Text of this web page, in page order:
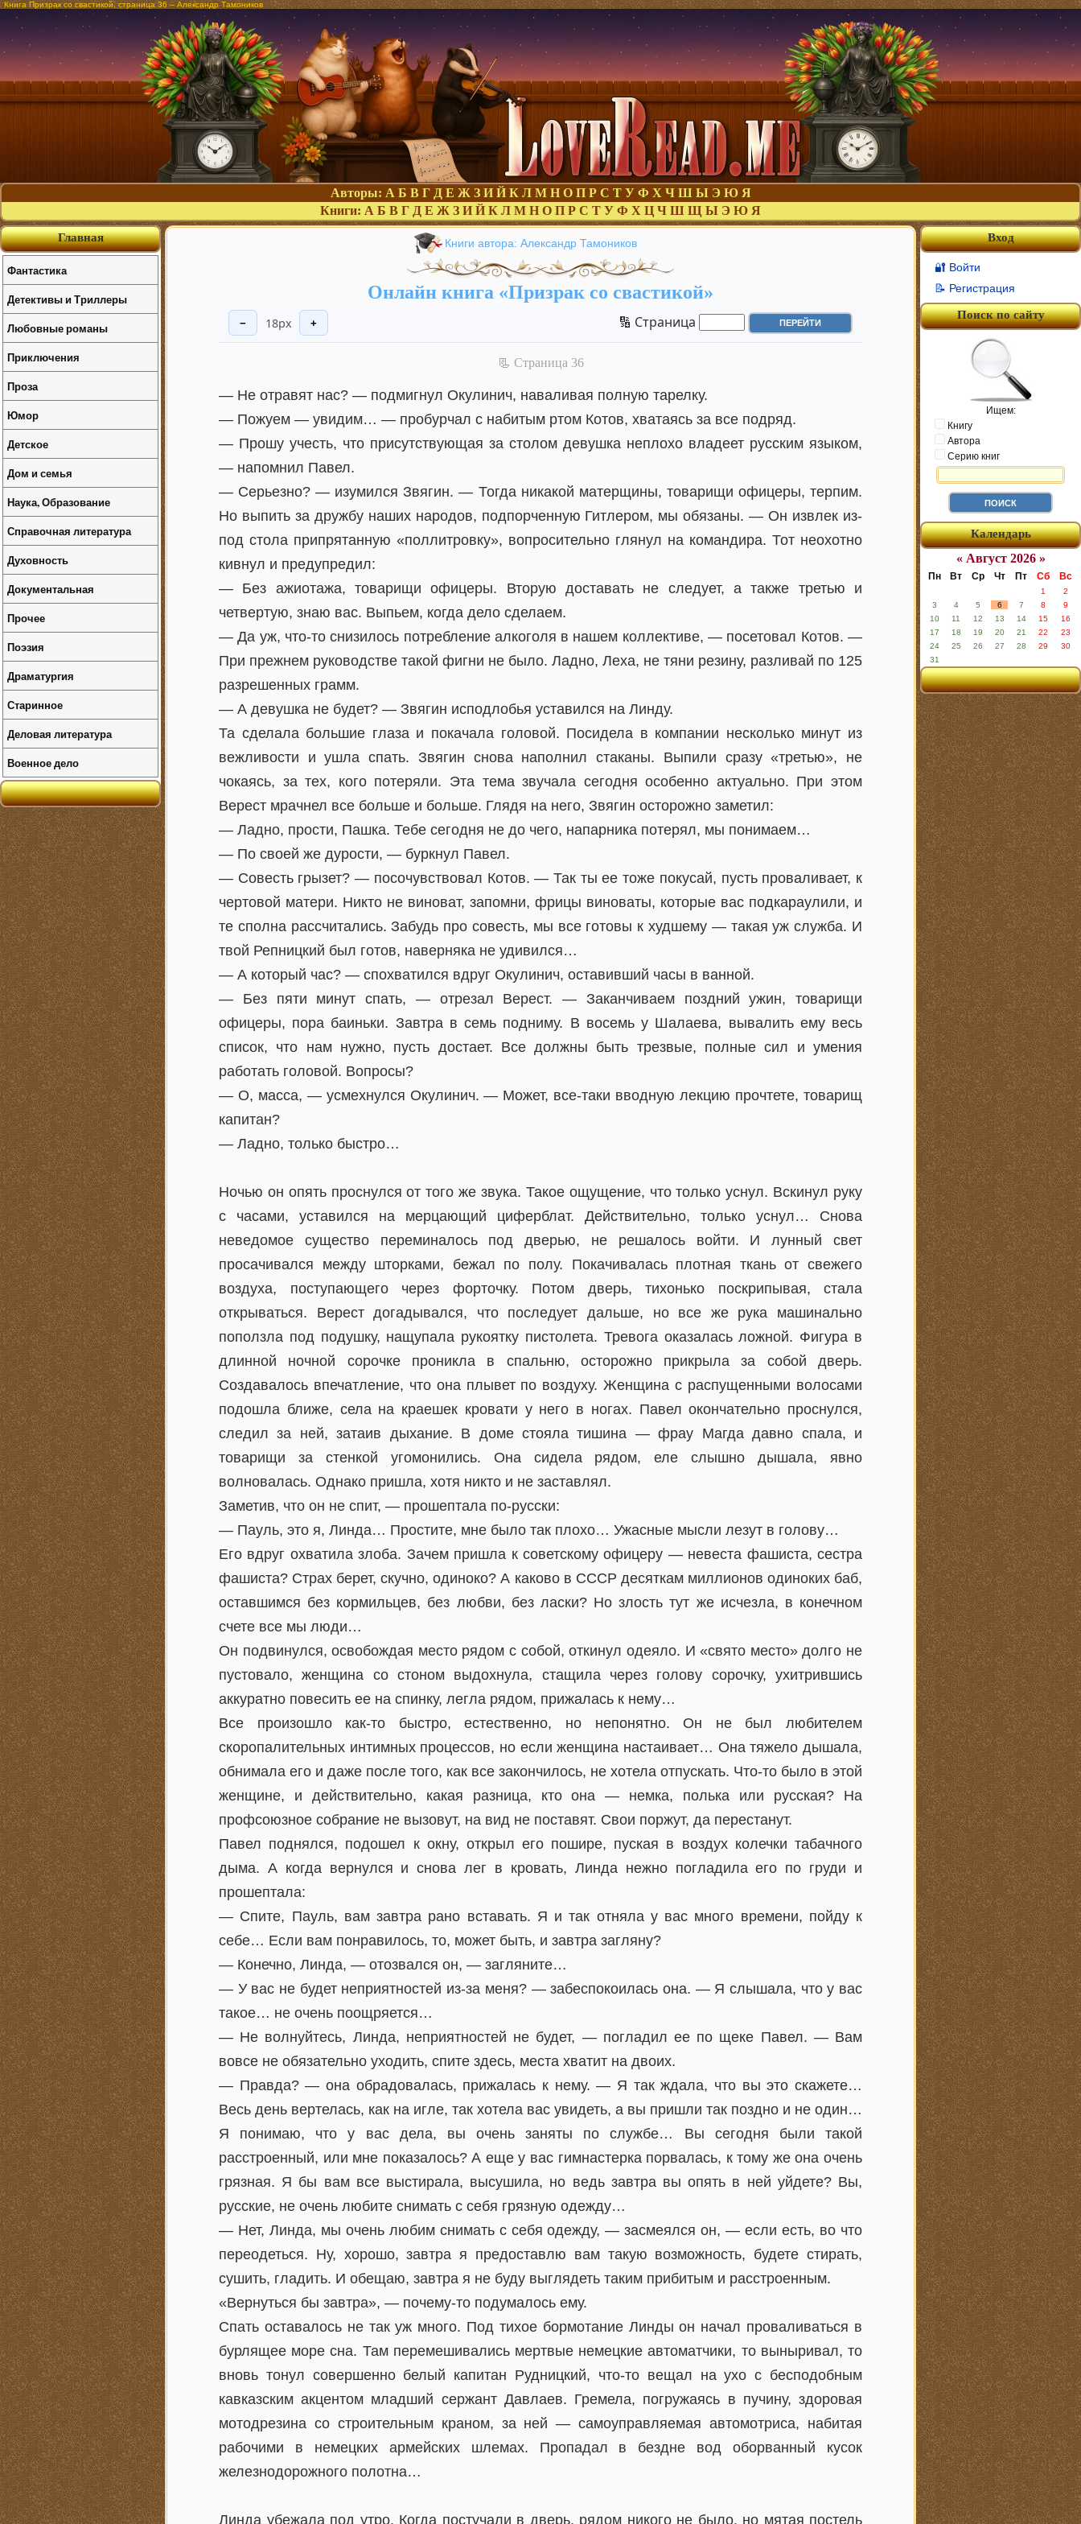
Книга Призрак со свастикой, страница 36 – Александр Тамоников
Авторы: А Б В Г Д Е Ж З И Й К Л М Н О П Р С Т У Ф Х Ч Ш Ы Э Ю Я
Книги: А Б В Г Д Е Ж З И Й К Л М Н О П Р С Т У Ф Х Ц Ч Ш Щ Ы Э Ю Я
Книги автора: Александр Тамоников
Онлайн книга «Призрак со свастикой»
− 18px + 🔢 Страница
📃 Cтраница 36
— Не отравят нас? — подмигнул Окулинич, наваливая полную тарелку.
— Пожуем — увидим… — пробурчал с набитым ртом Котов, хватаясь за все подряд.
— Прошу учесть, что присутствующая за столом девушка неплохо владеет русским языком,
— напомнил Павел.
— Серьезно? — изумился Звягин. — Тогда никакой матерщины, товарищи офицеры, терпим.
Но выпить за дружбу наших народов, подпорченную Гитлером, мы обязаны. — Он извлек из-
под стола припрятанную «поллитровку», вопросительно глянул на командира. Тот неохотно
кивнул и предупредил:
— Без ажиотажа, товарищи офицеры. Вторую доставать не следует, а также третью и
четвертую, знаю вас. Выпьем, когда дело сделаем.
— Да уж, что-то снизилось потребление алкоголя в нашем коллективе, — посетовал Котов. —
При прежнем руководстве такой фигни не было. Ладно, Леха, не тяни резину, разливай по 125
разрешенных грамм.
— А девушка не будет? — Звягин исподлобья уставился на Линду.
Та сделала большие глаза и покачала головой. Посидела в компании несколько минут из
вежливости и ушла спать. Звягин снова наполнил стаканы. Выпили сразу «третью», не
чокаясь, за тех, кого потеряли. Эта тема звучала сегодня особенно актуально. При этом
Верест мрачнел все больше и больше. Глядя на него, Звягин осторожно заметил:
— Ладно, прости, Пашка. Тебе сегодня не до чего, напарника потерял, мы понимаем…
— По своей же дурости, — буркнул Павел.
— Совесть грызет? — посочувствовал Котов. — Так ты ее тоже покусай, пусть проваливает, к
чертовой матери. Никто не виноват, запомни, фрицы виноваты, которые вас подкараулили, и
те сполна рассчитались. Забудь про совесть, мы все готовы к худшему — такая уж служба. И
твой Репницкий был готов, наверняка не удивился…
— А который час? — спохватился вдруг Окулинич, оставивший часы в ванной.
— Без пяти минут спать, — отрезал Верест. — Заканчиваем поздний ужин, товарищи
офицеры, пора баиньки. Завтра в семь подниму. В восемь у Шалаева, вывалить ему весь
список, что нам нужно, пусть достает. Все должны быть трезвые, полные сил и умения
работать головой. Вопросы?
— О, масса, — усмехнулся Окулинич. — Может, все-таки вводную лекцию прочтете, товарищ
капитан?
— Ладно, только быстро…
Ночью он опять проснулся от того же звука. Такое ощущение, что только уснул. Вскинул руку
с часами, уставился на мерцающий циферблат. Действительно, только уснул… Снова
неведомое существо переминалось под дверью, не решалось войти. И лунный свет
просачивался между шторками, бежал по полу. Покачивалась плотная ткань от свежего
воздуха, поступающего через форточку. Потом дверь, тихонько поскрипывая, стала
открываться. Верест догадывался, что последует дальше, но все же рука машинально
поползла под подушку, нащупала рукоятку пистолета. Тревога оказалась ложной. Фигура в
длинной ночной сорочке проникла в спальню, осторожно прикрыла за собой дверь.
Создавалось впечатление, что она плывет по воздуху. Женщина с распущенными волосами
подошла ближе, села на краешек кровати у него в ногах. Павел окончательно проснулся,
следил за ней, затаив дыхание. В доме стояла тишина — фрау Магда давно спала, и
товарищи за стенкой угомонились. Она сидела рядом, еле слышно дышала, явно
волновалась. Однако пришла, хотя никто и не заставлял.
Заметив, что он не спит, — прошептала по-русски:
— Пауль, это я, Линда… Простите, мне было так плохо… Ужасные мысли лезут в голову…
Его вдруг охватила злоба. Зачем пришла к советскому офицеру — невеста фашиста, сестра
фашиста? Страх берет, скучно, одиноко? А каково в СССР десяткам миллионов одиноких баб,
оставшимся без кормильцев, без любви, без ласки? Но злость тут же исчезла, в конечном
счете все мы люди…
Он подвинулся, освобождая место рядом с собой, откинул одеяло. И «свято место» долго не
пустовало, женщина со стоном выдохнула, стащила через голову сорочку, ухитрившись
аккуратно повесить ее на спинку, легла рядом, прижалась к нему…
Все произошло как-то быстро, естественно, но непонятно. Он не был любителем
скоропалительных интимных процессов, но если женщина настаивает… Она тяжело дышала,
обнимала его и даже после того, как все закончилось, не хотела отпускать. Что-то было в этой
женщине, и действительно, какая разница, кто она — немка, полька или русская? На
профсоюзное собрание не вызовут, на вид не поставят. Свои поржут, да перестанут.
Павел поднялся, подошел к окну, открыл его пошире, пуская в воздух колечки табачного
дыма. А когда вернулся и снова лег в кровать, Линда нежно погладила его по груди и
прошептала:
— Спите, Пауль, вам завтра рано вставать. Я и так отняла у вас много времени, пойду к
себе… Если вам понравилось, то, может быть, и завтра загляну?
— Конечно, Линда, — отозвался он, — загляните…
— У вас не будет неприятностей из-за меня? — забеспокоилась она. — Я слышала, что у вас
такое… не очень поощряется…
— Не волнуйтесь, Линда, неприятностей не будет, — погладил ее по щеке Павел. — Вам
вовсе не обязательно уходить, спите здесь, места хватит на двоих.
— Правда? — она обрадовалась, прижалась к нему. — Я так ждала, что вы это скажете…
Весь день вертелась, как на игле, так хотела вас увидеть, а вы пришли так поздно и не один…
Я понимаю, что у вас дела, вы очень заняты по службе… Вы сегодня были такой
расстроенный, или мне показалось? А еще у вас гимнастерка порвалась, к тому же она очень
грязная. Я бы вам все выстирала, высушила, но ведь завтра вы опять в ней уйдете? Вы,
русские, не очень любите снимать с себя грязную одежду…
— Нет, Линда, мы очень любим снимать с себя одежду, — засмеялся он, — если есть, во что
переодеться. Ну, хорошо, завтра я предоставлю вам такую возможность, будете стирать,
сушить, гладить. И обещаю, завтра я не буду выглядеть таким прибитым и расстроенным.
«Вернуться бы завтра», — почему-то подумалось ему.
Спать оставалось не так уж много. Под тихое бормотание Линды он начал проваливаться в
бурлящее море сна. Там перемешивались мертвые немецкие автоматчики, то выныривал, то
вновь тонул совершенно белый капитан Рудницкий, что-то вещал на ухо с бесподобным
кавказским акцентом младший сержант Давлаев. Гремела, погружаясь в пучину, здоровая
мотодрезина со строительным краном, за ней — самоуправляемая автомотриса, набитая
рабочими в немецких армейских шлемах. Пропадал в бездне вод оборванный кусок
железнодорожного полотна…
Линда убежала под утро. Когда постучали в дверь, рядом никого не было, но мятая постель
Вход
🔐 Войти
📝 Регистрация
Поиск по сайту
Ищем:
Книгу
Автора
Серию книг
Календарь
« Август 2026 »
Пн Вт Ср Чт Пт Сб Вс
1
2
3
4 5 6 7 8
9
10
11 12 13 14 15
16
17
18 19 20 21 22
23
24
25 26 27 28 29
30
31
Главная
Фантастика
Детективы и Триллеры
Любовные романы
Приключения
Проза
Юмор
Детское
Дом и семья
Наука, Образование
Справочная литература
Духовность
Документальная
Прочее
Поэзия
Драматургия
Старинное
Деловая литература
Военное дело